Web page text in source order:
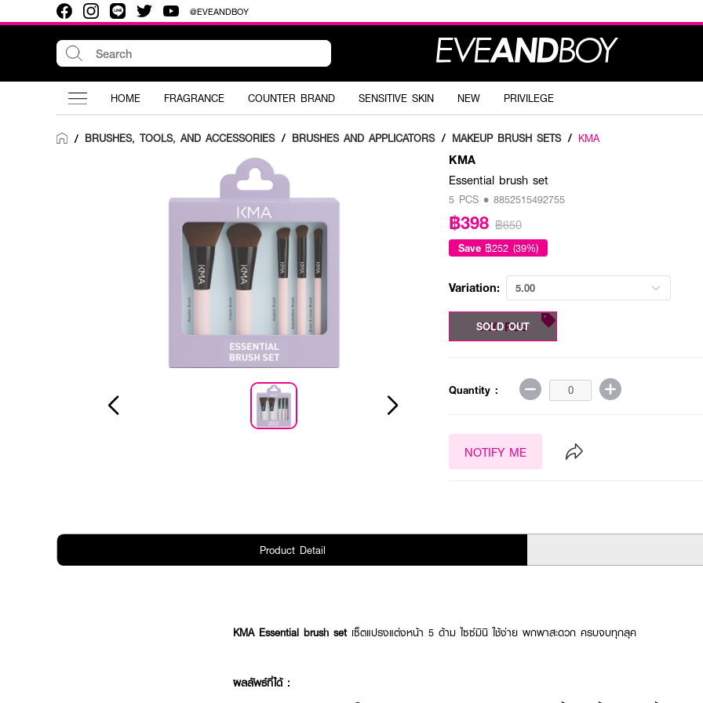
@EVEANDBOY
HOME FRAGRANCE COUNTER BRAND SENSITIVE SKIN NEW PRIVILEGE
/ BRUSHES, TOOLS, AND ACCESSORIES / BRUSHES AND APPLICATORS / MAKEUP BRUSH SETS / KMA
KMA
Essential brush set
5 PCS • 8852515492755
฿398 ฿650
Save ฿252 (39%)
Variation: 5.00
5.00 PCS
SOLD OUT
Quantity :
NOTIFY ME
Product Detail
KMA Essential brush set เซ็ตแปรงแต่งหน้า 5 ด้าม ไซซ์มินิ ใช้ง่าย พกพาสะดวก ครบจบทุกลุค
ผลลัพธ์ที่ได้ :